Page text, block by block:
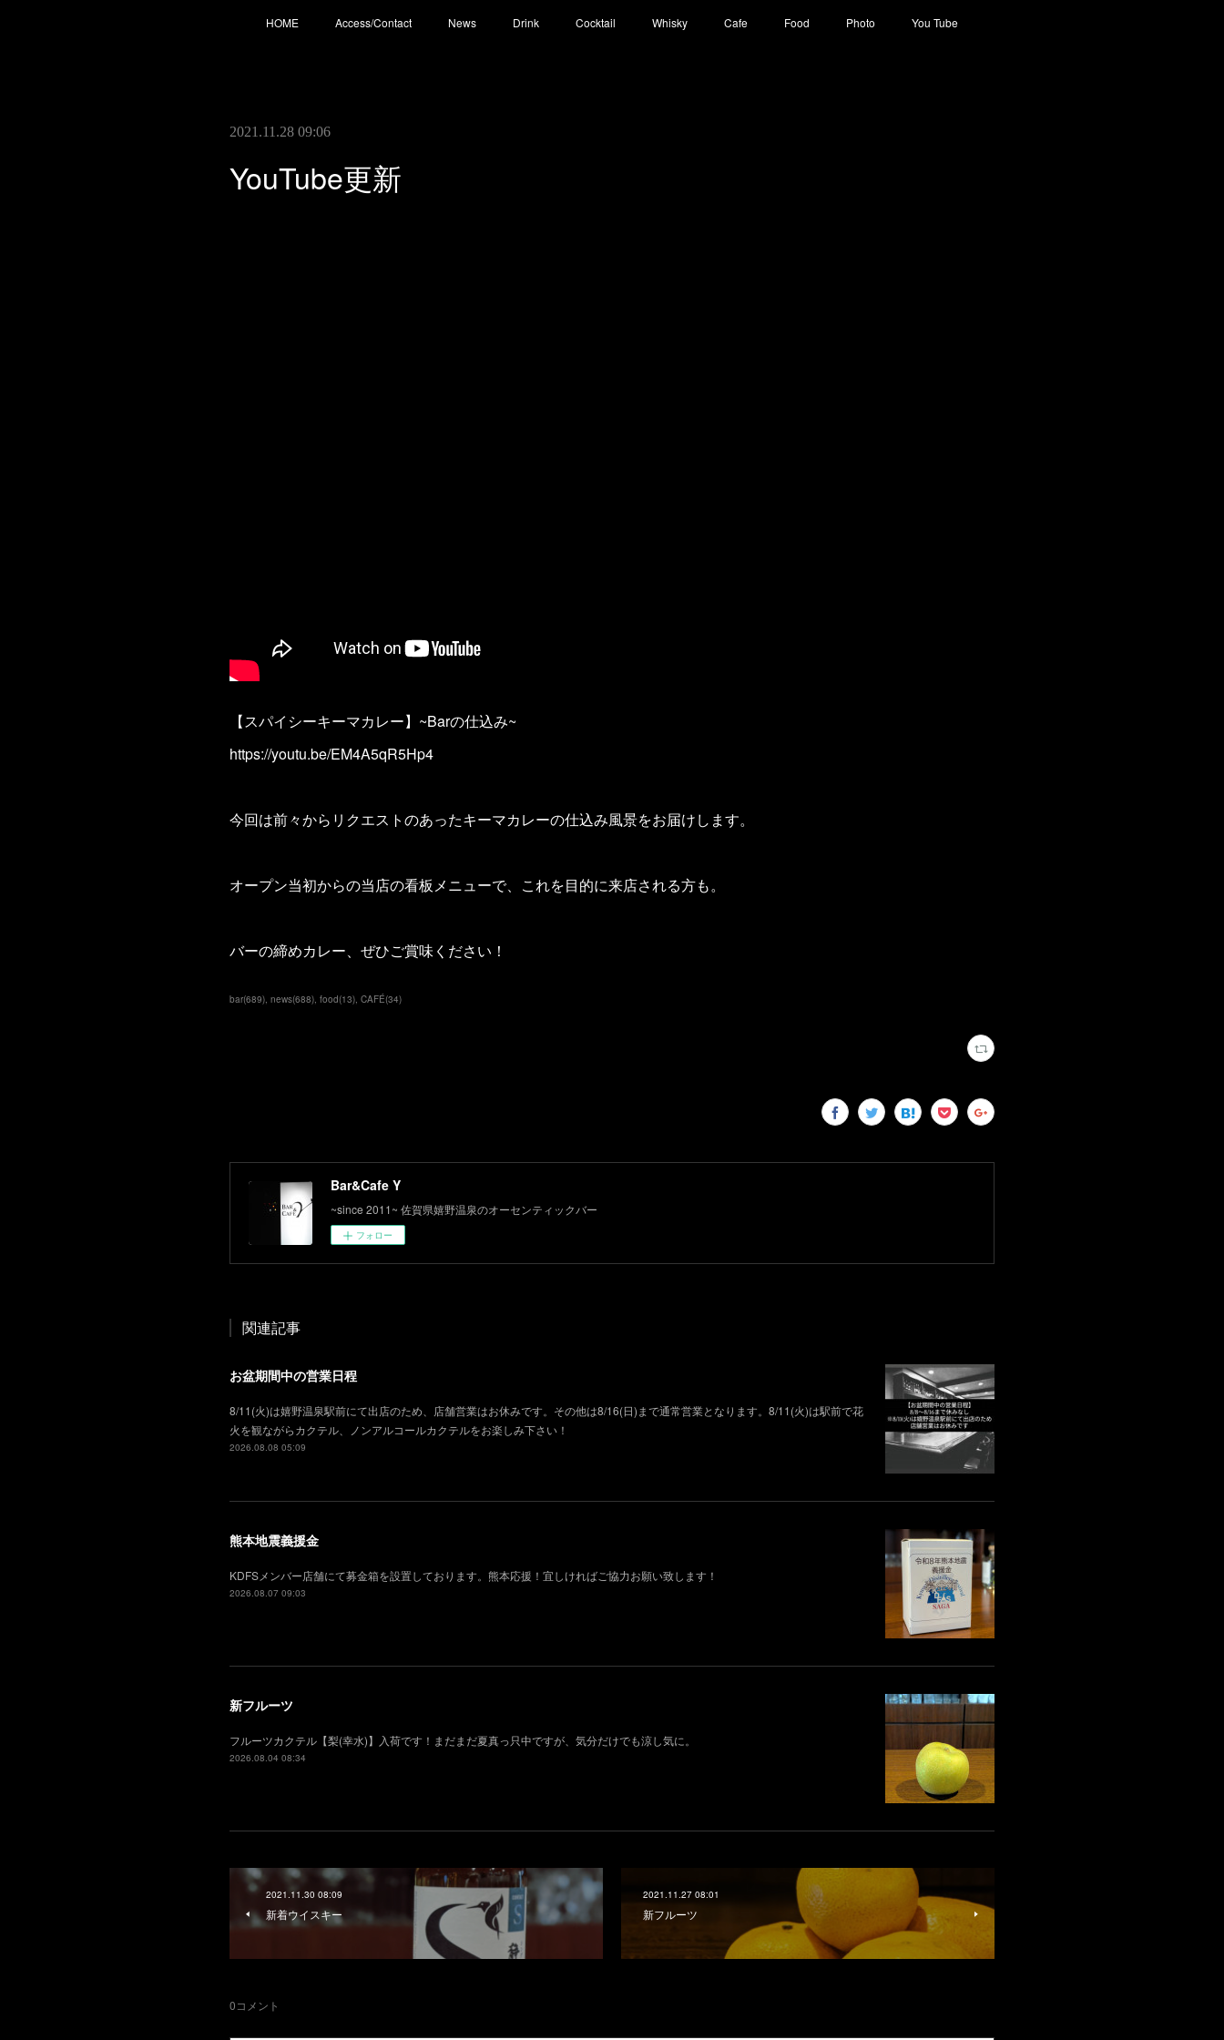
HOME Access/Contact News Drink Cocktail Whisky Cafe Food Photo You Tube
2021.11.28 09:06
YouTube更新
【スパイシーキーマカレー】~Barの仕込み~
https://youtu.be/EM4A5qR5Hp4
今回は前々からリクエストのあったキーマカレーの仕込み風景をお届けします。
オープン当初からの当店の看板メニューで、これを目的に来店される方も。
バーの締めカレー、ぜひご賞味ください！
bar(689) news(688) food(13) CAFÉ(34)
Bar&Cafe Y
~since 2011~ 佐賀県嬉野温泉のオーセンティックバー
フォロー
関連記事
お盆期間中の営業日程
8/11(火)は嬉野温泉駅前にて出店のため、店舗営業はお休みです。その他は8/16(日)まで通常営業となります。8/11(火)は駅前で花
火を観ながらカクテル、ノンアルコールカクテルをお楽しみ下さい！
2026.08.08 05:09
熊本地震義援金
KDFSメンバー店舗にて募金箱を設置しております。熊本応援！宜しければご協力お願い致します！
2026.08.07 09:03
新フルーツ
フルーツカクテル【梨(幸水)】入荷です！まだまだ夏真っ只中ですが、気分だけでも涼し気に。
2026.08.04 08:34
2021.11.30 08:09
新着ウイスキー
2021.11.27 08:01
新フルーツ
0コメント